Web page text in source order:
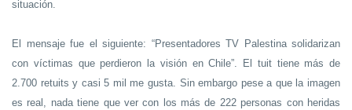
situación.
El mensaje fue el siguiente: “Presentadores TV Palestina solidarizan
con víctimas que perdieron la visión en Chile”. El tuit tiene más de
2.700 retuits y casi 5 mil me gusta. Sin embargo pese a que la imagen
es real, nada tiene que ver con los más de 222 personas con heridas